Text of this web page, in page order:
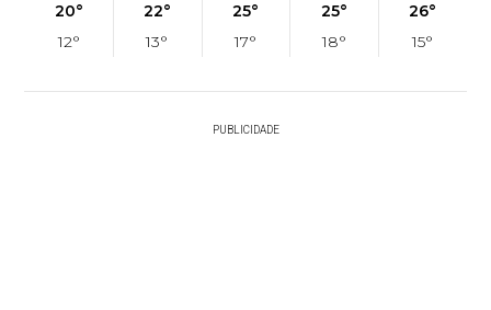
20°
12°
22°
13°
25°
17°
25°
18°
26°
15°
PUBLICIDADE